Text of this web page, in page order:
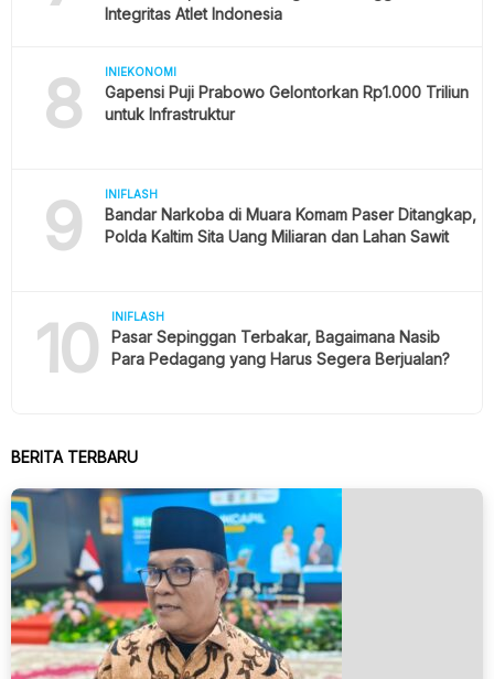
Integritas Atlet Indonesia
8 INIEKONOMI
Gapensi Puji Prabowo Gelontorkan Rp1.000 Triliun
untuk Infrastruktur
9 INIFLASH
Bandar Narkoba di Muara Komam Paser Ditangkap,
Polda Kaltim Sita Uang Miliaran dan Lahan Sawit
10 INIFLASH
Pasar Sepinggan Terbakar, Bagaimana Nasib
Para Pedagang yang Harus Segera Berjualan?
BERITA TERBARU